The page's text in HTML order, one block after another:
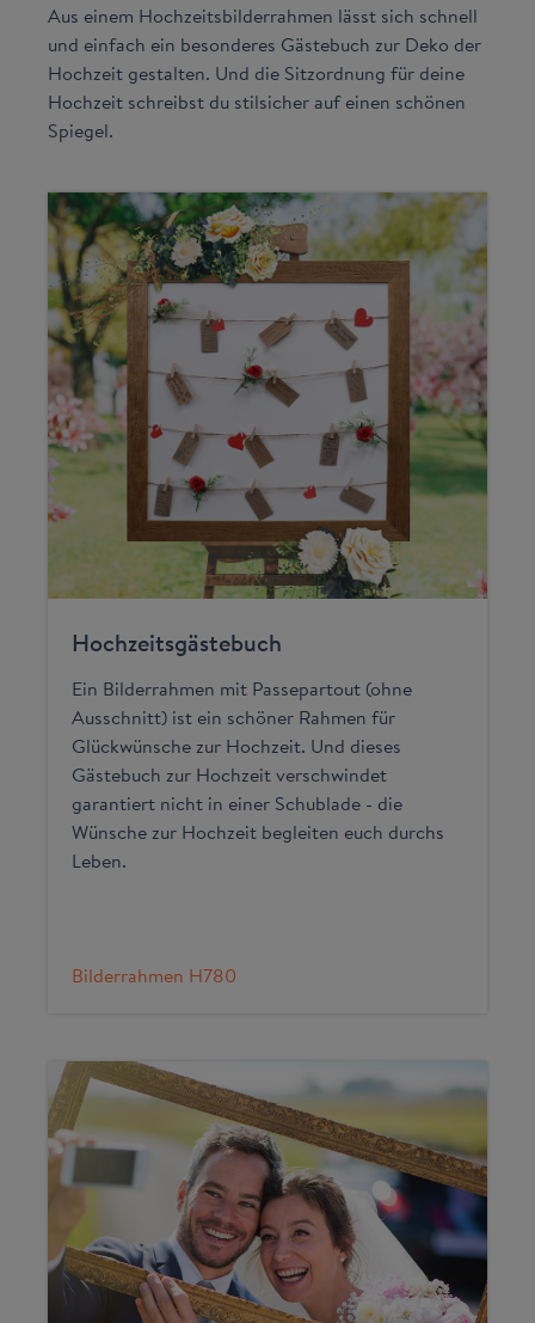
Aus einem Hochzeitsbilderrahmen lässt sich schnell
und einfach ein besonderes Gästebuch zur Deko der
Hochzeit gestalten. Und die Sitzordnung für deine
Hochzeit schreibst du stilsicher auf einen schönen
Spiegel.
Hochzeitsgästebuch
Ein Bilderrahmen mit Passepartout (ohne
Ausschnitt) ist ein schöner Rahmen für
Glückwünsche zur Hochzeit. Und dieses
Gästebuch zur Hochzeit verschwindet
garantiert nicht in einer Schublade - die
Wünsche zur Hochzeit begleiten euch durchs
Leben.
Bilderrahmen H780